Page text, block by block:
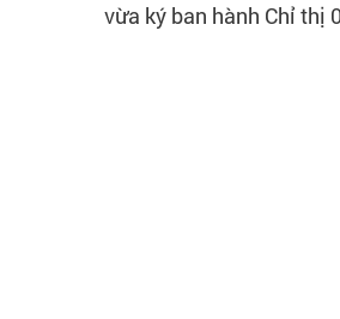
vừa ký ban hành Chỉ thị